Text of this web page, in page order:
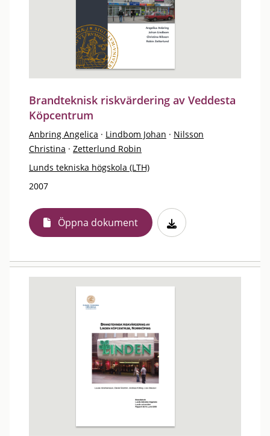
Brandteknisk riskvärdering av Veddesta
Köpcentrum
Anbring Angelica · Lindbom Johan · Nilsson
Christina · Zetterlund Robin
Lunds tekniska högskola (LTH)
2007
Öppna dokument